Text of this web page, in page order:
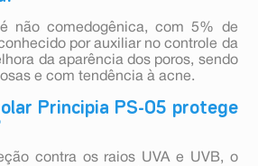
não comedogênica, com 5% de
por auxiliar no controle da
da aparência dos poros, sendo
e com tendência à acne.
Principia PS-05 protege
contra os raios UVA e UVB, o